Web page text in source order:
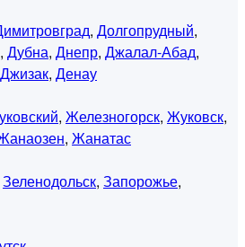
, Долгопрудный,
, Дубна, Днепр, Джалал-Абад,
Джизак, Денау
, Железногорск, Жуковск,
, Жанатас
Зеленодольск, Запорожье,